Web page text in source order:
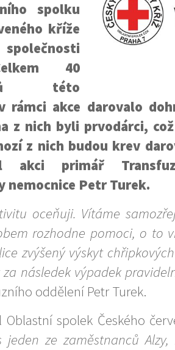
spolku
kříže
40
této
rámci akce darovalo
z nich byli prvodárci,
z nich budou krev
akci primář
nemocnice Petr Turek.
oceňuji. Vítáme
rozhodne pomoci, o to
zvýšený výskyt
následek výpadek
oddělení Petr Turek.
Oblastní spolek Českého
jeden ze zaměstnanců